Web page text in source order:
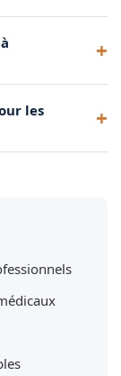
à la
complète à
les